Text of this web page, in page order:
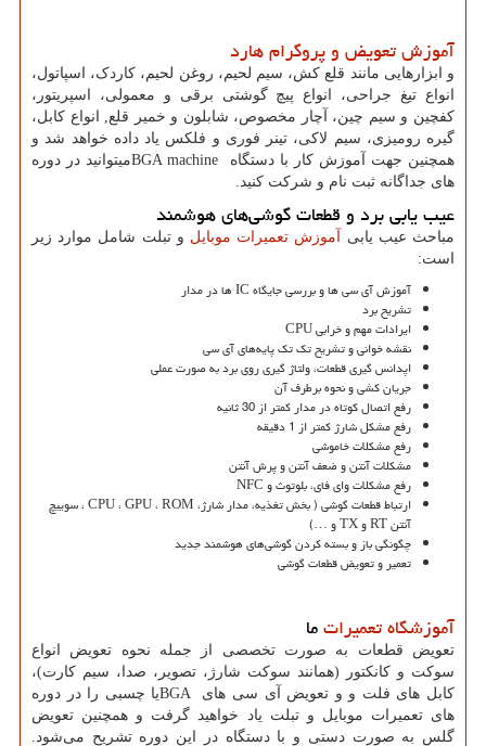
آموزش تعویض و پروگرام هارد
و ابزارهایی مانند قلع کش، سیم لحیم، روغن لحیم، کاردک، اسپاتول،
انواع تیغ جراحی، انواع پیچ گوشتی برقی و معمولی، اسپریتور،
کفچین و سیم چین، آچار مخصوص، شابلون و خمیر قلع, انواع کابل،
گیره رومیزی، سیم لاکی، تینر فوری و فلکس یاد داده خواهد شد و
همچنین جهت آموزش کار با دستگاه
BGA machineمیتوانید در دوره
های جداگانه ثبت نام و شرکت کنید.
عیب یابی برد و قطعات گوشی‌های هوشمند
مباحث عیب یابی آموزش تعمیرات موبایل و تبلت شامل موارد زیر
است:
آموزش آی سی ها و بررسی جایگاه IC ها در مدار
تشریح برد
ایرادات مهم و خرابی CPU
نقشه خوانی و تشریح تک تک پایه‌های آی سی‌
اپدانس گیری قطعات، ولتاژ گیری روی برد به صورت عملی
جریان کشی و نحوه برطرف آن
رفع اتصال کوتاه در مدار کمتر از 30 ثانیه
رفع مشکل شارژ کمتر از 1 دقیقه
رفع مشکلات خاموشی
مشکلات آنتن و ضعف آنتن و پرش آنتن
رفع مشکلات وای فای، بلوتوث و NFC
ارتباط قطعات گوشی ( بخش تغذیه، مدار شارژ، CPU ، GPU ، ROM ، سوییچ
آنتن RT و TX و …)
چگونگی باز و بسته کردن گوشی‌های هوشمند جدید
تعمیر و تعویض قطعات گوشی
آموزشگاه تعمیراتما
تعویض قطعات به صورت تخصصی از جمله نحوه تعویض انواع
سوکت و کانکتور (همانند سوکت شارژ، تصویر، صدا، سیم کارت)،
کابل های فلت و و تعویض آی سی های
BGAیا چسبی را در دوره
های تعمیرات موبایل و تبلت یاد خواهید گرفت و همچنین تعویض
گلس به صورت دستی و با دستگاه در این دوره تشریح می‌شود.